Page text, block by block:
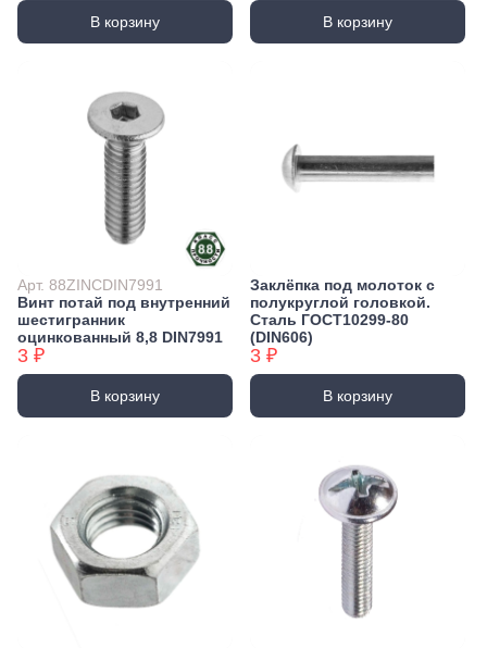
В корзину В корзину
Арт. 88ZINCDIN7991
Винт потай под внутренний
шестигранник
оцинкованный 8,8 DIN7991
3 ₽
В корзину
Заклёпка под молоток с
полукруглой головкой.
Сталь ГОСТ10299-80
(DIN606)
3 ₽
В корзину